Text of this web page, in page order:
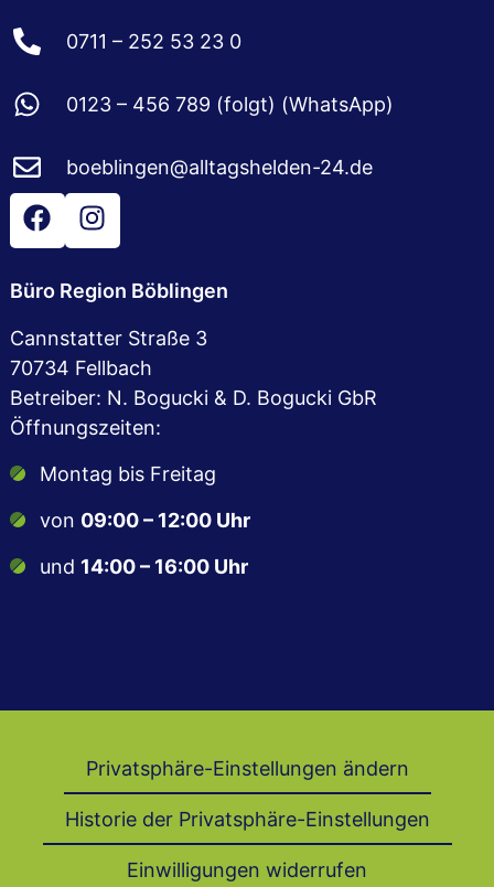
0711 – 252 53 23 0
0123 – 456 789 (folgt) (WhatsApp)
boeblingen@alltagshelden-24.de
Büro Region Böblingen
Cannstatter Straße 3
70734 Fellbach
Betreiber: N. Bogucki & D. Bogucki GbR
Öffnungszeiten:
Montag bis Freitag
von 09:00 – 12:00 Uhr
und 14:00 – 16:00 Uhr
Privatsphäre-Einstellungen ändern
Historie der Privatsphäre-Einstellungen
Einwilligungen widerrufen